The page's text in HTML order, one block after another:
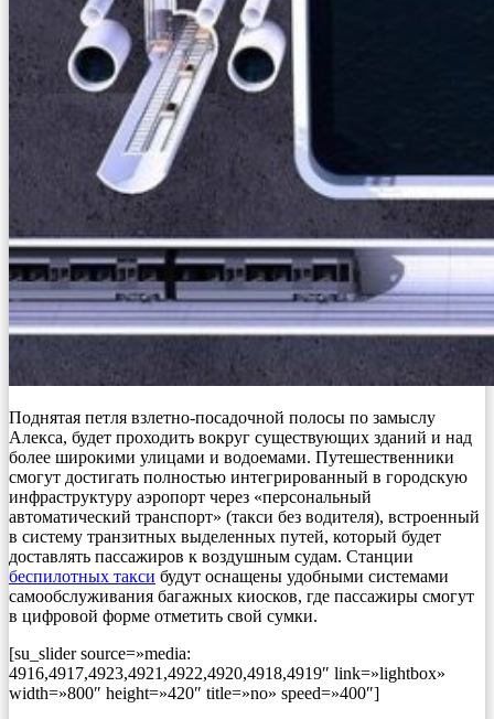
Поднятая петля взлетно-посадочной полосы по замыслу
Алекса, будет проходить вокруг существующих зданий и над
более широкими улицами и водоемами. Путешественники
смогут достигать полностью интегрированный в городскую
инфраструктуру аэропорт через «персональный
автоматический транспорт» (такси без водителя), встроенный
в систему транзитных выделенных путей, который будет
доставлять пассажиров к воздушным судам. Станции
беспилотных такси будут оснащены удобными системами
самообслуживания багажных киосков, где пассажиры смогут
в цифровой форме отметить свой сумки.
[su_slider source=»media:
4916,4917,4923,4921,4922,4920,4918,4919″ link=»lightbox»
width=»800″ height=»420″ title=»no» speed=»400″]